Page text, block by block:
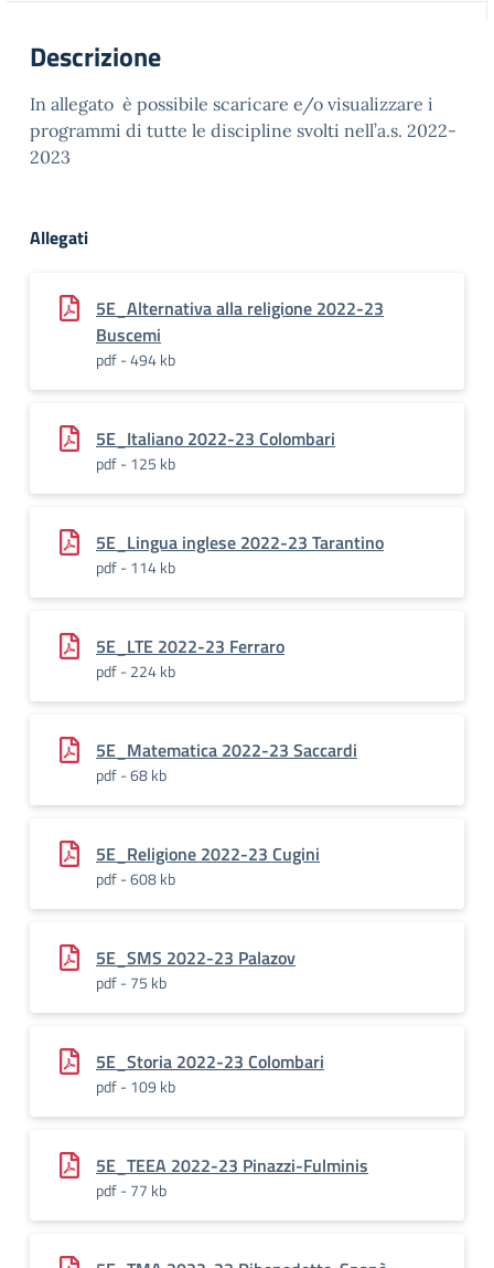
Descrizione
In allegato è possibile scaricare e/o visualizzare i
programmi di tutte le discipline svolti nell’a.s. 2022-
2023
Allegati
5E_Alternativa alla religione 2022-23
Buscemi
pdf - 494 kb
5E_Italiano 2022-23 Colombari
pdf - 125 kb
5E_Lingua inglese 2022-23 Tarantino
pdf - 114 kb
5E_LTE 2022-23 Ferraro
pdf - 224 kb
5E_Matematica 2022-23 Saccardi
pdf - 68 kb
5E_Religione 2022-23 Cugini
pdf - 608 kb
5E_SMS 2022-23 Palazov
pdf - 75 kb
5E_Storia 2022-23 Colombari
pdf - 109 kb
5E_TEEA 2022-23 Pinazzi-Fulminis
pdf - 77 kb